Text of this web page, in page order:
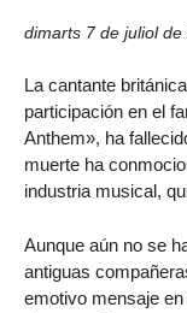
dimarts 7 de juliol de
La cantante
participación en el
Anthem», ha
muerte ha
industria musical,
Aunque aún no se
antiguas
emotivo mensaje